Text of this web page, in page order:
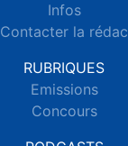
Infos
Contacter la rédac
RUBRIQUES
Emissions
Concours